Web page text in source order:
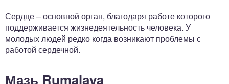
Сердце – основной орган, благодаря работе которого
поддерживается жизнедеятельность человека. У
молодых людей редко когда возникают проблемы с
работой сердечной.
Мазь Rumalaya